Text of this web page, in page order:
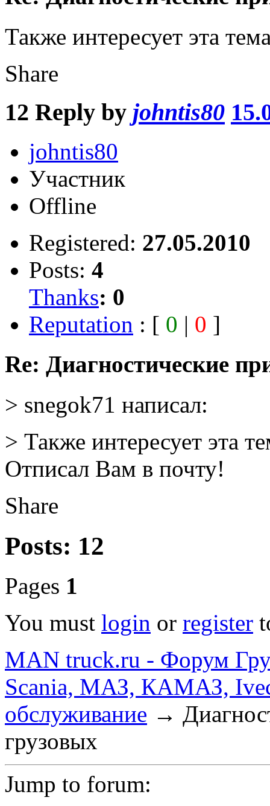
Также интересует эта
Share
12 Reply by johntis80
johntis80
Участник
Offline
Registered: 27.05.2010
Posts: 4
Thanks: 0
Reputation : [ 0 | 0 ]
Re: Диагностические
> snegok71 написал:
> Также интересует эта
Отписал Вам в почту!
Share
Posts: 12
Pages 1
You must login or register
MAN truck.ru - Форум
Scania, МАЗ, КАМАЗ,
обслуживание →
грузовых
Jump to forum: